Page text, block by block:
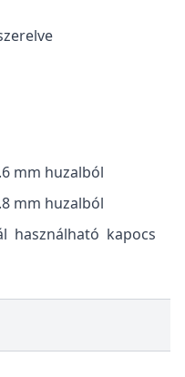
mm huzalból
mm huzalból
használható kapocs